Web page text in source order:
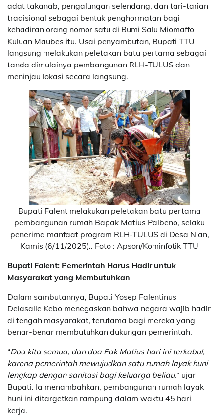
adat takanab, pengalungan selendang, dan tari-tarian
tradisional sebagai bentuk penghormatan bagi
kehadiran orang nomor satu di Bumi Salu Miomaffo –
Kuluan Maubes itu. Usai penyambutan, Bupati TTU
langsung melakukan peletakan batu pertama sebagai
tanda dimulainya pembangunan RLH-TULUS dan
meninjau lokasi secara langsung.
Bupati Falent melakukan peletakan batu pertama
pembangunan rumah Bapak Matius Palbeno, selaku
penerima manfaat program RLH-TULUS di Desa Nian,
Kamis (6/11/2025).. Foto : Apson/Kominfotik TTU
Bupati Falent: Pemerintah Harus Hadir untuk
Masyarakat yang Membutuhkan
Dalam sambutannya, Bupati Yosep Falentinus
Delasalle Kebo menegaskan bahwa negara wajib hadir
di tengah masyarakat, terutama bagi mereka yang
benar-benar membutuhkan dukungan pemerintah.
“Doa kita semua, dan doa Pak Matius hari ini terkabul,
karena pemerintah mewujudkan satu rumah layak huni
lengkap dengan sanitasi bagi keluarga beliau,” ujar
Bupati. Ia menambahkan, pembangunan rumah layak
huni ini ditargetkan rampung dalam waktu 45 hari
kerja.